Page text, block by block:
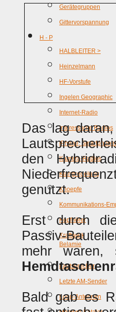
Gerätegruppen
Gittervorspannung
H - P
HALBLEITER >
Heinzelmann
HF-Vorstufe
Ingelen Geographic
Internet-Radio
Interessante Radios
iPhone,
Kamera-Radios
Klangregelung
Knoepfe
Kommunikations-
Kopfhörer
Kraftwerk
Belamie
Lautsprecher
Letzte AM-Sender
Loop-Antennen
Das lag
den
genutzt.
Erst durch
Passiv-
mehr
Bald gab es